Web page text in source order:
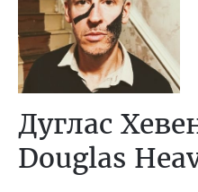
Дуглас
Douglas